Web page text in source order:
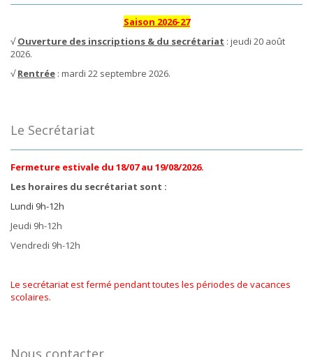
Saison 2026-27
√Ouverture des inscriptions & du secrétariat : jeudi 20 août
2026.
√Rentrée : mardi 22 septembre 2026.
Le Secrétariat
Fermeture estivale du 18/07 au 19/08/2026.
Les horaires du secrétariat sont :
Lundi 9h-12h
Jeudi 9h-12h
Vendredi 9h-12h
Le secrétariat est fermé pendant toutes les périodes de vacances
scolaires.